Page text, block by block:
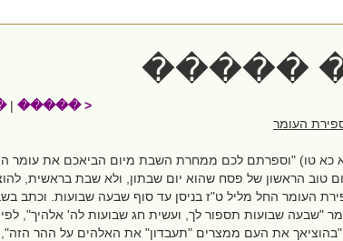
����
< �����
|
העומר
כא טו) "וספרתם לכם ממחרת השבת מיום הביאכם את עומר
טוב הראשון של פסח שהוא יום שבתון, ולא שבת בראשית,
העומר החל מליל ט"ז בניסן עד סוף שבעה שבועות. וכתב
"שבעה שבועות תספור לך, ועשית חג שבועות לה' אלהיך",
את העם ממצרים "תעבדון" את האלהים על ההר הזה",